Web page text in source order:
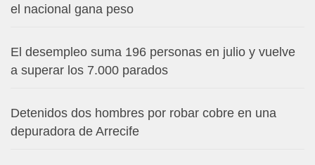
el nacional gana peso
El desempleo suma 196 personas en julio y vuelve
a superar los 7.000 parados
Detenidos dos hombres por robar cobre en una
depuradora de Arrecife